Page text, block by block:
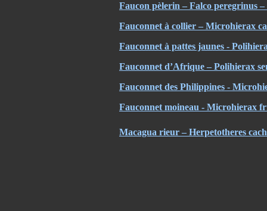
Faucon pèlerin – Falco peregrinus
Fauconnet à collier – Microhierax
Fauconnet à pattes jaunes -
Fauconnet d’Afrique – Polihierax
Fauconnet des Philippines -
Fauconnet moineau - Microhierax
Macagua rieur – Herpetotheres